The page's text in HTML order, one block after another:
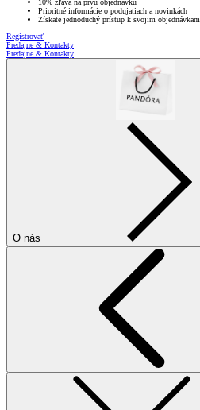
10% zľava na prvú objednávku
Prioritné informácie o podujatiach a novinkách
Získate jednoduchý prístup k svojim objednávkam
Registrovať
Predajne & Kontakty
Predajne & Kontakty
O nás